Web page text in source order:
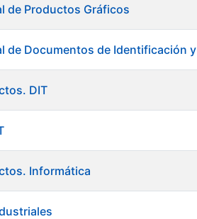
de Productos Gráficos
de Documentos de Identificación
DIT
Informática